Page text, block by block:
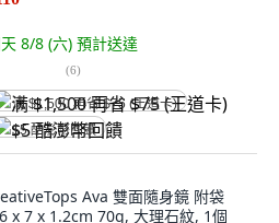
8/8 (六) 預計送達
(6)
满 $1,500 再省 $75 (王道卡)
$5 酷澎幣回饋
Ava 雙面隨身鏡 附袋
x 7 x 1.2cm 70g, 大理石紋, 1個